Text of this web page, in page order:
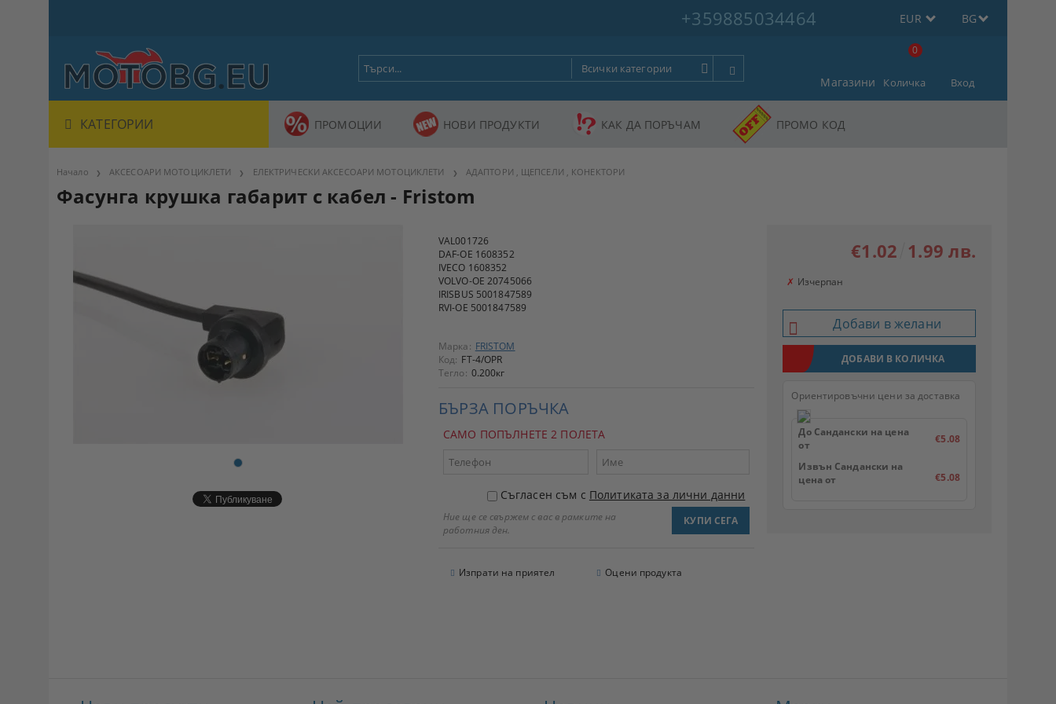
+359885034464 EUR BG
Магазини Количка
0
Вход
КАТЕГОРИИ ПРОМОЦИИ НОВИ ПРОДУКТИ КАК ДА ПОРЪЧАМ ПРОМО КОД
Начало АКСЕСОАРИ МОТОЦИКЛЕТИ ЕЛЕКТРИЧЕСКИ АКСЕСОАРИ МОТОЦИКЛЕТИ АДАПТОРИ , ЩЕПСЕЛИ , КОНЕКТОРИ
Фасунга крушка габарит с кабел - Fristom
VAL001726
DAF-OE 1608352
IVECO 1608352
VOLVO-OE 20745066
IRISBUS 5001847589
RVI-OE 5001847589
Марка: FRISTOM
Код: FT-4/OPR
Тегло: 0.200кг
БЪРЗА ПОРЪЧКА
САМО ПОПЪЛНЕТЕ 2 ПОЛЕТА
Съгласен съм с Политиката за лични данни
Ние ще се свържем с вас в рамките на
работния ден.
Изпрати на приятел Оцени продукта
€1.02 1.99 лв.
✗ Изчерпан
Добави в желани
Ориентировъчни цени за доставка
До Сандански на цена
от
€5.08
Извън Сандански на
цена от
€5.08